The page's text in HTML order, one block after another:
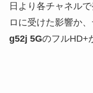
日より各チャネル
ロに受けた影響か
g52j 5GのフルHD+